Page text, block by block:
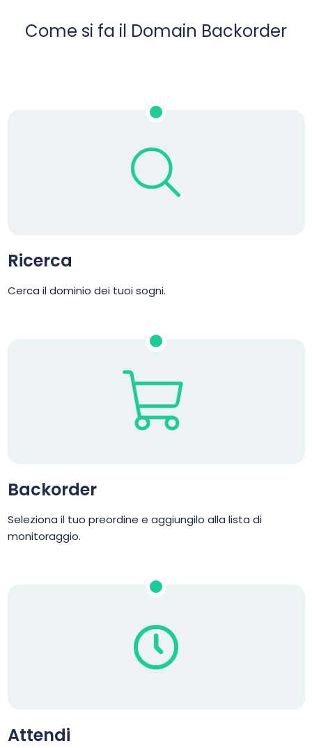
Come si fa il Domain Backorder
Ricerca
Cerca il dominio dei tuoi sogni.
Backorder
Seleziona il tuo preordine e aggiungilo alla lista di
monitoraggio.
Attendi